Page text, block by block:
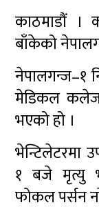
काठमाडौं ।
बाँकेको
नेपालगन्ज–१
मेडिकल
भएको हो ।
भेन्टिलेटरमा
१ बजे मृत्यु
फोकल पर्सन